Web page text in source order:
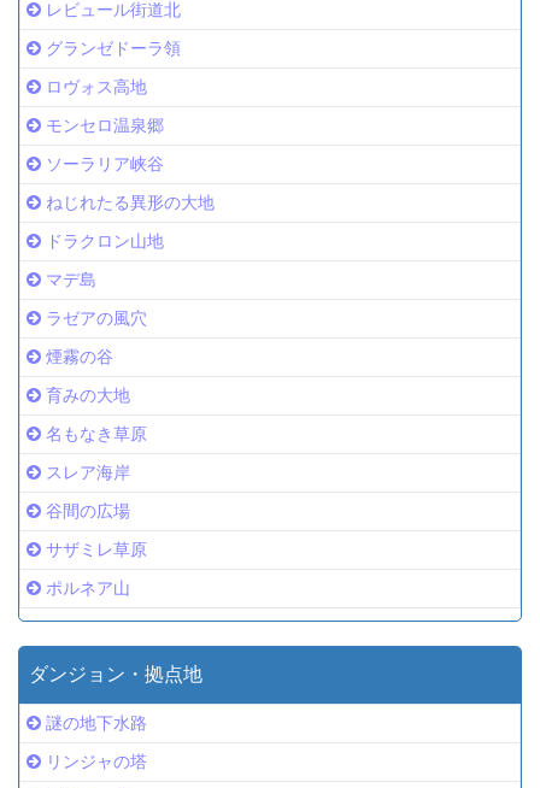
レビュール街道北
グランゼドーラ領
ロヴォス高地
モンセロ温泉郷
ソーラリア峡谷
ねじれたる異形の大地
ドラクロン山地
マデ島
ラゼアの風穴
煙霧の谷
育みの大地
名もなき草原
スレア海岸
谷間の広場
サザミレ草原
ポルネア山
ダンジョン・拠点地
謎の地下水路
リンジャの塔